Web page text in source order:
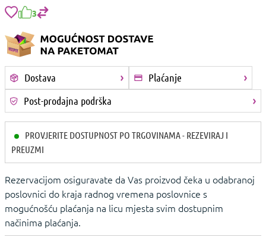
3
Dostava
Plaćanje
Post-prodajna podrška
PROVJERITE DOSTUPNOST PO TRGOVINAMA - REZEVIRAJ I
PREUZMI
Rezervacijom osiguravate da Vas proizvod čeka u odabranoj
poslovnici do kraja radnog vremena poslovnice s
mogućnošću plaćanja na licu mjesta svim dostupnim
načinima plaćanja.